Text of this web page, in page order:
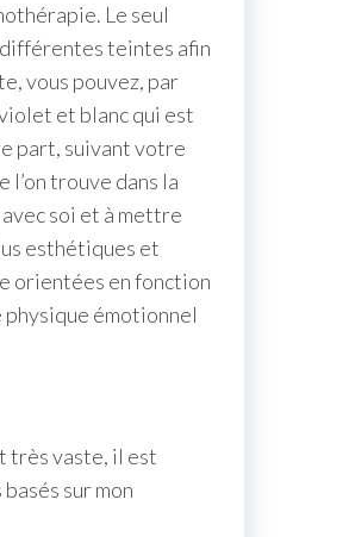
Le seul
teintes afin
vous pouvez, par
et blanc qui est
part, suivant votre
trouve dans la
soi et à mettre
esthétiques et
orientées en fonction
physique émotionnel
très vaste, il est
sur mon